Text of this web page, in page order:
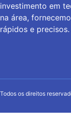
investimento em
na área,
rápidos e precisos.
Todos os direitos